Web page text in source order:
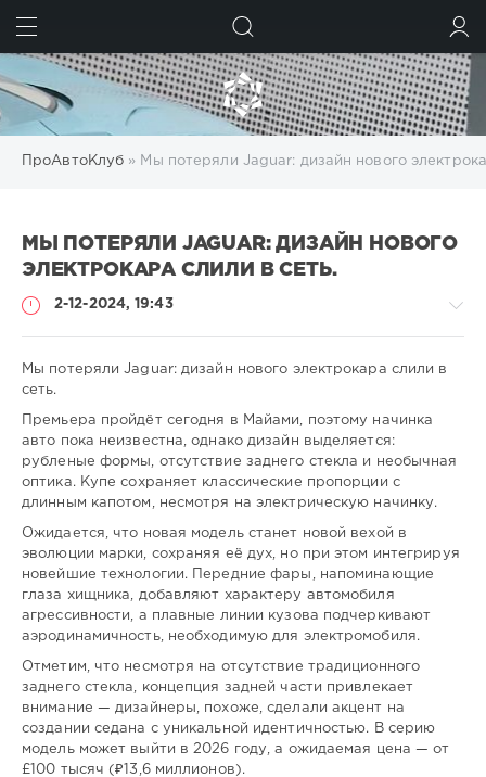
ПроАвтоКлуб » Мы потеряли Jaguar: дизайн нового
МЫ ПОТЕРЯЛИ JAGUAR: ДИЗАЙН НОВОГО
ЭЛЕКТРОКАРА СЛИЛИ В СЕТЬ.
2-12-2024, 19:43
-
-
-
0
Мы потеряли Jaguar: дизайн нового электрокара слили в
сеть.
Премьера пройдёт сегодня в Майами, поэтому начинка
авто пока неизвестна, однако дизайн выделяется:
рубленые формы, отсутствие заднего стекла и необычная
оптика. Купе сохраняет классические пропорции с
длинным капотом, несмотря на электрическую начинку.
Ожидается, что новая модель станет новой вехой в
эволюции марки, сохраняя её дух, но при этом интегрируя
новейшие технологии. Передние фары, напоминающие
глаза хищника, добавляют характеру автомобиля
агрессивности, а плавные линии кузова подчеркивают
аэродинамичность, необходимую для электромобиля.
Отметим, что несмотря на отсутствие традиционного
заднего стекла, концепция задней части привлекает
внимание — дизайнеры, похоже, сделали акцент на
создании седана с уникальной идентичностью. В серию
модель может выйти в 2026 году, а ожидаемая цена — от
£100 тысяч (₽13,6 миллионов).